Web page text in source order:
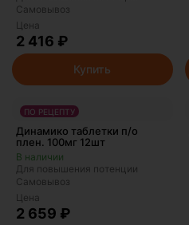
Самовывоз
Цена
2 416 ₽
Купить
ПО РЕЦЕПТУ
Динамико таблетки п/о
плен. 100мг 12шт
Для повышения потенции
Самовывоз
Цена
2 659 ₽